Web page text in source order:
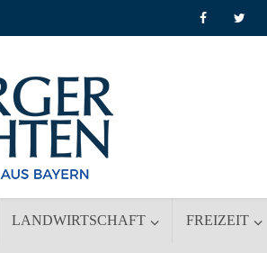
LANDWIRTSCHAFT FREIZEIT